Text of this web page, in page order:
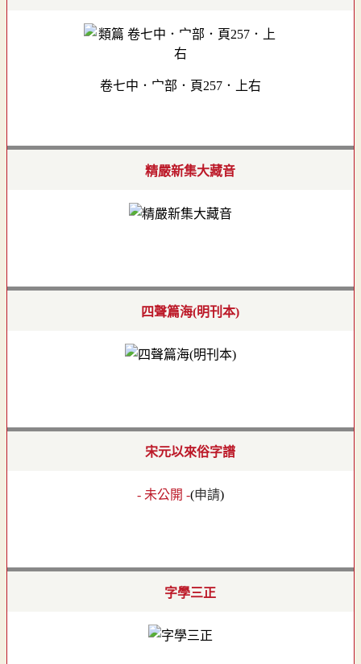
卷七中．宀部．頁257．上右
精嚴新集大藏音
四聲篇海(明刊本)
宋元以來俗字譜
- 未公開 -(申請)
字學三正